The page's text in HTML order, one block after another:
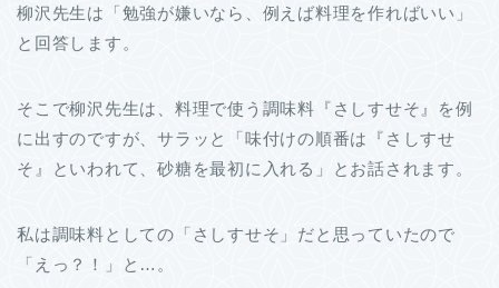
柳沢先生は「勉強が嫌いなら、例えば料理を作ればいい」
と回答します。
そこで柳沢先生は、料理で使う調味料『さしすせそ』を例
に出すのですが、サラッと「味付けの順番は『さしすせ
そ』といわれて、砂糖を最初に入れる」とお話されます。
私は調味料としての「さしすせそ」だと思っていたので
「えっ？！」と…。